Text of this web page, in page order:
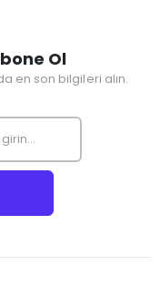
Ol
en son bilgileri alın.